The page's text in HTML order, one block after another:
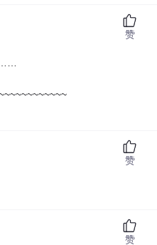
赞
赞
赞